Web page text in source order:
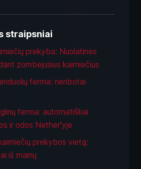
straipsniai
prekyba: Nuolatinės
zombėjusius kaimiečius
ferma: neribotai
ferma: automatiškai
ir odos Nether'yje
prekybos vietą:
iš mainų